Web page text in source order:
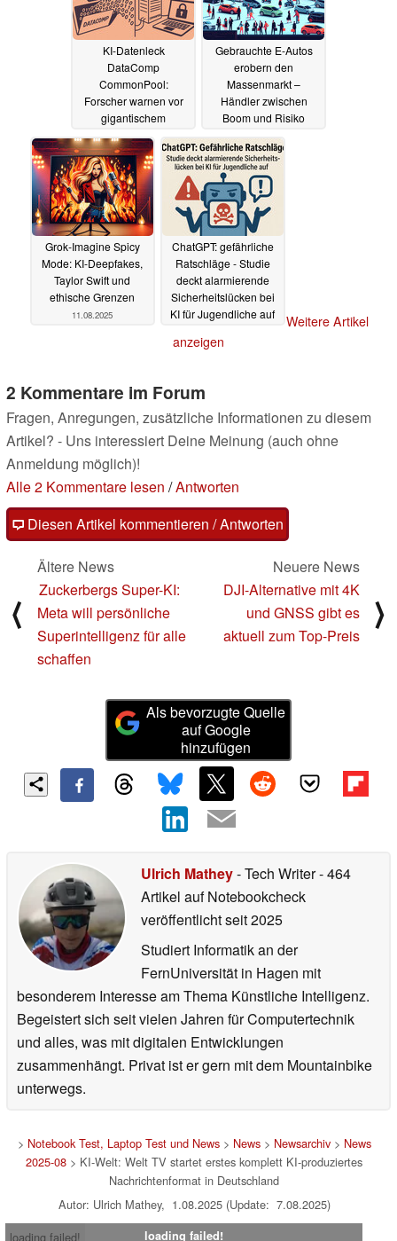
KI-Datenleck
DataComp
CommonPool:
Forscher warnen vor
gigantischem
Datenschutz-Skandal
12.08.2025
Gebrauchte E-Autos
erobern den
Massenmarkt –
Händler zwischen
Boom und Risiko
12.08.2025
Grok‑Imagine Spicy
Mode: KI‑Deepfakes,
Taylor Swift und
ethische Grenzen
11.08.2025
ChatGPT: gefährliche
Ratschläge - Studie
deckt alarmierende
Sicherheitslücken bei
KI für Jugendliche auf
Weitere Artikel
anzeigen
2 Kommentare im Forum
Fragen, Anregungen, zusätzliche Informationen zu diesem
Artikel? - Uns interessiert Deine Meinung (auch ohne
Anmeldung möglich)!
Alle 2 Kommentare lesen /Antworten
Diesen Artikel kommentieren / Antworten
⟨
Ältere News
Zuckerbergs Super-KI:
Meta will persönliche
Superintelligenz für alle
schaffen
Neuere News
DJI-Alternative mit 4K
und GNSS gibt es
aktuell zum Top-Preis
⟩
Als bevorzugte Quelle
auf Google
hinzufügen
Ulrich Mathey- Tech Writer- 464
Artikel auf Notebookcheck
veröffentlichtseit 2025
Studiert Informatik an der
FernUniversität in Hagen mit
besonderem Interesse am Thema Künstliche Intelligenz.
Begeistert sich seit vielen Jahren für Computertechnik
und alles, was mit digitalen Entwicklungen
zusammenhängt. Privat ist er gern mit dem Mountainbike
unterwegs.
> Notebook Test, Laptop Test und News> News> Newsarchiv> News
2025-08 > KI-Welt: Welt TV startet erstes komplett KI-produziertes
Nachrichtenformat in Deutschland
Autor: Ulrich Mathey, 1.08.2025 (Update: 7.08.2025)
loading failed!
loading failed!